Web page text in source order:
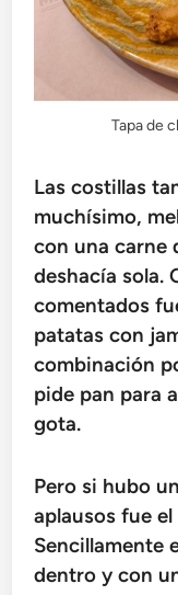
Tapa de
Las costillas
muchísimo,
con una carne
deshacía sola.
comentados
patatas con
combinación
pide pan para
gota.
Pero si hubo
aplausos fue
Sencillamente
dentro y con